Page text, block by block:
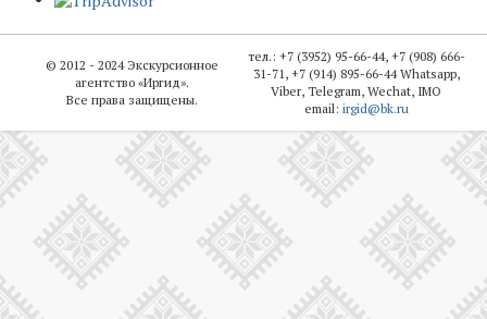
© 2012 - 2024 Экскурсионное
агентство «Иргид».
Все права защищены.
тел.: +7 (3952) 95-66-44, +7 (908) 666-
31-71, +7 (914) 895-66-44 Whatsapp,
Viber, Telegram, Wechat, IMO
email: irgid@bk.ru